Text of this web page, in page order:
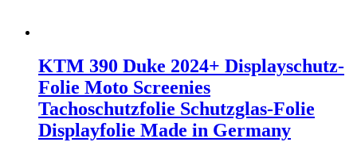
KTM 390 Duke 2024+ Displayschutz-
Folie Moto Screenies
Tachoschutzfolie Schutzglas-Folie
Displayfolie Made in Germany